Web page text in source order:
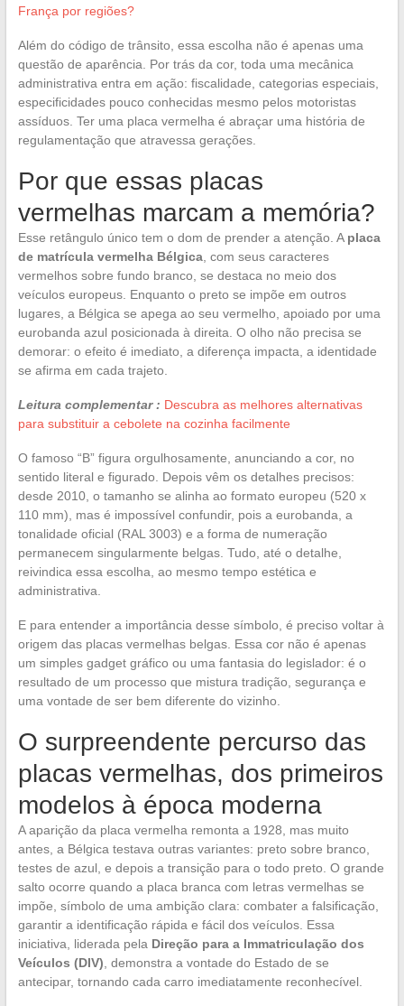
França por regiões?
Além do código de trânsito, essa escolha não é apenas uma
questão de aparência. Por trás da cor, toda uma mecânica
administrativa entra em ação: fiscalidade, categorias especiais,
especificidades pouco conhecidas mesmo pelos motoristas
assíduos. Ter uma placa vermelha é abraçar uma história de
regulamentação que atravessa gerações.
Por que essas placas
vermelhas marcam a memória?
Esse retângulo único tem o dom de prender a atenção. A placa
de matrícula vermelha Bélgica, com seus caracteres
vermelhos sobre fundo branco, se destaca no meio dos
veículos europeus. Enquanto o preto se impõe em outros
lugares, a Bélgica se apega ao seu vermelho, apoiado por uma
eurobanda azul posicionada à direita. O olho não precisa se
demorar: o efeito é imediato, a diferença impacta, a identidade
se afirma em cada trajeto.
Leitura complementar : Descubra as melhores alternativas
para substituir a cebolete na cozinha facilmente
O famoso “B” figura orgulhosamente, anunciando a cor, no
sentido literal e figurado. Depois vêm os detalhes precisos:
desde 2010, o tamanho se alinha ao formato europeu (520 x
110 mm), mas é impossível confundir, pois a eurobanda, a
tonalidade oficial (RAL 3003) e a forma de numeração
permanecem singularmente belgas. Tudo, até o detalhe,
reivindica essa escolha, ao mesmo tempo estética e
administrativa.
E para entender a importância desse símbolo, é preciso voltar à
origem das placas vermelhas belgas. Essa cor não é apenas
um simples gadget gráfico ou uma fantasia do legislador: é o
resultado de um processo que mistura tradição, segurança e
uma vontade de ser bem diferente do vizinho.
O surpreendente percurso das
placas vermelhas, dos primeiros
modelos à época moderna
A aparição da placa vermelha remonta a 1928, mas muito
antes, a Bélgica testava outras variantes: preto sobre branco,
testes de azul, e depois a transição para o todo preto. O grande
salto ocorre quando a placa branca com letras vermelhas se
impõe, símbolo de uma ambição clara: combater a falsificação,
garantir a identificação rápida e fácil dos veículos. Essa
iniciativa, liderada pela Direção para a Immatriculação dos
Veículos (DIV) , demonstra a vontade do Estado de se
antecipar, tornando cada carro imediatamente reconhecível.